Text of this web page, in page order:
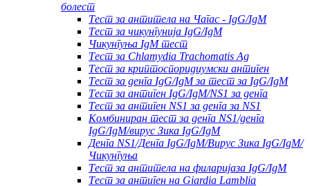
болест
Тест за антитела на Чагас - IgG/IgM
Тест за чикунгунија IgG/IgM
Чикунгуња IgM тест
Тест за Chlamydia Trachomatis Ag
Тест за криптоспоридиумски антиген
Тест за денга IgG/IgM за тест за IgG/IgM
Тест за антиген IgG/IgM/NS1 за денга
Тест за антиген NS1 за денга за NS1
Комбиниран тест за денга NS1/денга
IgG/IgM/вирус Зика IgG/IgM
Денга NS1/Денга IgG/IgM/Вирус Зика IgG/IgM/
Чикунгуња
Тест за антитела на филаријаза IgG/IgM
Тест за антиген на Giardia Lamblia